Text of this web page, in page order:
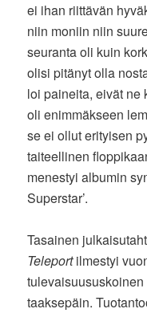
ei ihan riittävän
niin moniin niin
seuranta oli kuin
olisi pitänyt olla
loi paineita, eivät
oli enimmäkseen
se ei ollut erityisen
taiteellinen
menestyi albumin
Superstar’.
Tasainen
Teleportilmestyi
taaksepäin.